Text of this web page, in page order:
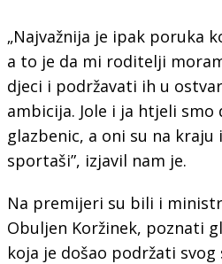
„Najvažnija je ipak poruka
a to je da mi roditelji
djeci i podržavati ih u
ambicija. Jole i ja htjeli smo
glazbenic, a oni su na
sportaši”, izjavil nam je.
Na premijeri su bili i
Obuljen Koržinek, poznati
koja je došao podržati svog